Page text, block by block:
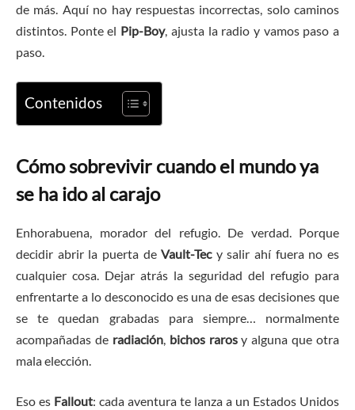
de más. Aquí no hay respuestas incorrectas, solo caminos
distintos. Ponte el Pip-Boy, ajusta la radio y vamos paso a
paso.
Contenidos
Cómo sobrevivir cuando el mundo ya
se ha ido al carajo
Enhorabuena, morador del refugio. De verdad. Porque
decidir abrir la puerta deVault-Tecy salir ahí fuera no es
cualquier cosa. Dejar atrás la seguridad del refugio para
enfrentarte a lo desconocido es una de esas decisiones que
se te quedan grabadas para siempre… normalmente
acompañadas de radiación, bichos rarosy alguna que otra
mala elección.
Eso es Fallout: cada aventura te lanza a un Estados Unidos